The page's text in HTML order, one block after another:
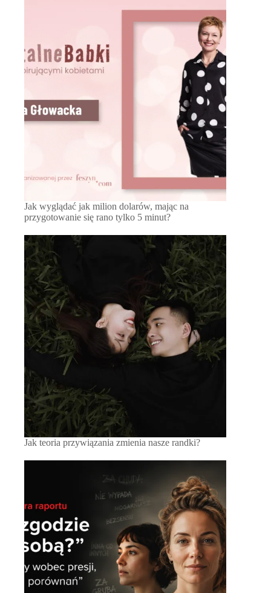
Jak wyglądać jak milion dolarów, mając na
przygotowanie się rano tylko 5 minut?
Jak teoria przywiązania zmienia nasze randki?